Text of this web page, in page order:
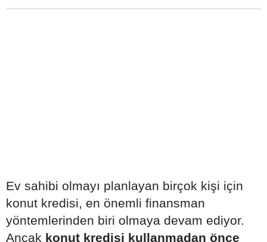
Ev sahibi olmayı planlayan birçok kişi için
konut kredisi, en önemli finansman
yöntemlerinden biri olmaya devam ediyor.
Ancak konut kredisi kullanmadan önce